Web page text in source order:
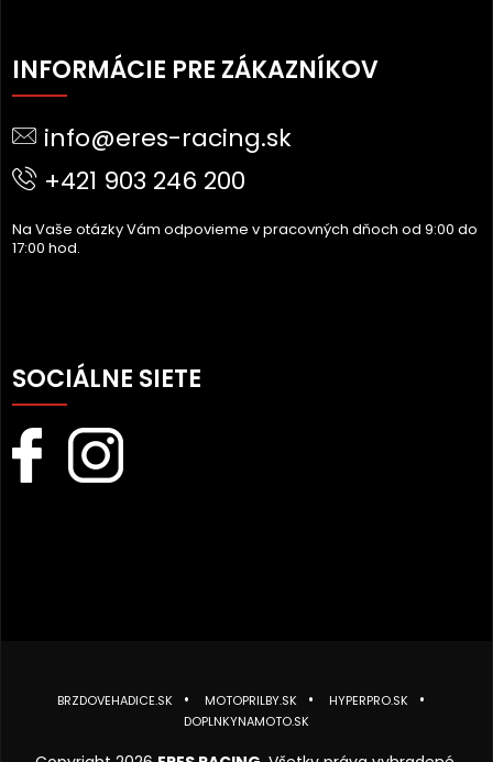
Á
P
T
INFORMÁCIE PRE ZÁKAZNÍKOV
info@eres-racing.sk
+421 903 246 200
Na Vaše otázky Vám odpovieme v pracovných dňoch od 9:00 do
17:00 hod.
SOCIÁLNE SIETE
BRZDOVEHADICE.SK MOTOPRILBY.SK
HYPERPRO.SK
DOPLNKYNAMOTO.SK